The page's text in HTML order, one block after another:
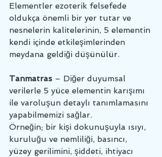
Elementler ezoterik felsefede
oldukça önemli bir yer tutar ve
nesnelerin kalitelerinin, 5 elementin
kendi içinde etkileşimlerinden
meydana geldiği düşünülür.
Tanmatras – Diğer duyumsal
verilerle 5 yüce elementin karışımı
ile varoluşun detaylı tanımlamasını
yapabilmemizi sağlar.
Örneğin; bir kişi dokunuşuyla ısıyı,
kuruluğu ve nemliliği, basıncı,
yüzey gerilimini, şiddeti, ihtiyacı